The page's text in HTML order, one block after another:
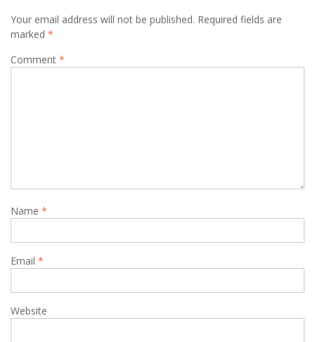
Your email address will not be published. Required fields are
marked *
Comment *
Name *
Email *
Website